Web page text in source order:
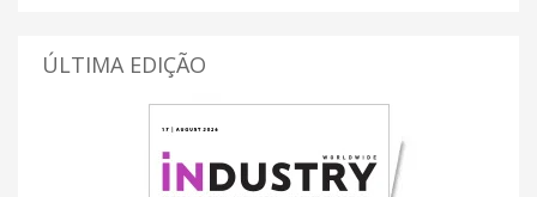
ÚLTIMA EDIÇÃO